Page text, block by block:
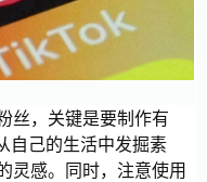
丝，关键是要制作有
自己的生活中发掘素
灵感。同时，注意使用